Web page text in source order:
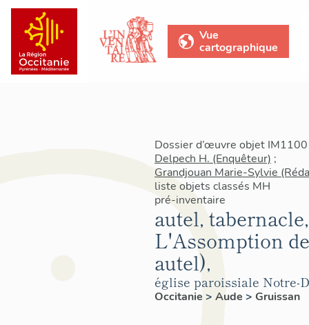
Vue
cartographique
Dossier d’œuvre objet
Delpech H. (Enquêteur) ;
Grandjouan Marie-Sylvie
liste objets classés MH
pré-inventaire
autel,
L'Assomption
autel),
église paroissiale Notre-
Occitanie > Aude > Gruissan